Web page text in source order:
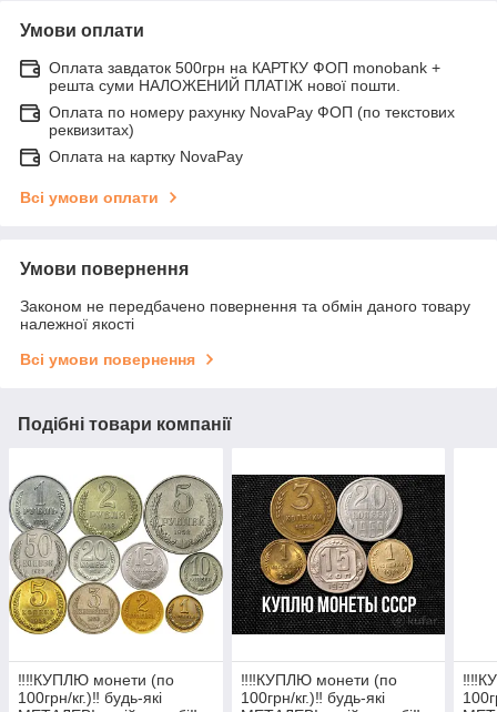
Умови оплати
Оплата завдаток 500грн на КАРТКУ ФОП monobank +
решта суми НАЛОЖЕНИЙ ПЛАТІЖ нової пошти.
Оплата по номеру рахунку NovaPay ФОП (по текстових
реквизитах)
Оплата на картку NovaPay
Всі умови оплати
Умови повернення
Законом не передбачено повернення та обмін даного товару
належної якості
Всі умови повернення
Подібні товари компанії
‼️‼️КУПЛЮ монети (по
100грн/кг.)‼️ будь-які
‼️‼️КУПЛЮ монети (по
100грн/кг.)‼️ будь-які